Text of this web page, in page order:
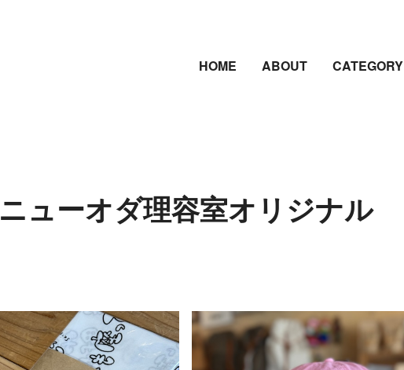
HOME ABOUT CATEGORY
ニューオダ理容室オリジナル